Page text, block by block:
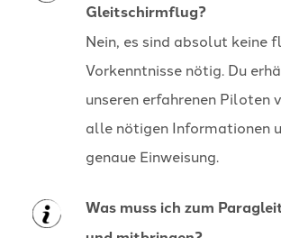
Gleitschirmflug?
Nein, es sind absolut keine
Vorkenntnisse nötig. Du
unseren erfahrenen Piloten
alle nötigen Informationen
genaue Einweisung.
Was muss ich zum